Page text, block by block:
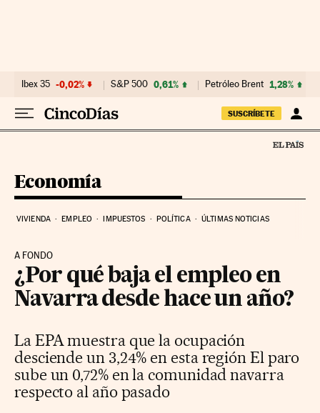
Ibex 35 -0,02% S&P 500 0,61% Petróleo Brent 1,28%
SUSCRÍBETE
Economía
VIVIENDA EMPLEO IMPUESTOS POLÍTICA ÚLTIMAS NOTICIAS
A FONDO
¿Por qué baja el empleo en
Navarra desde hace un año?
La EPA muestra que la ocupación
desciende un 3,24% en esta región El paro
sube un 0,72% en la comunidad navarra
respecto al año pasado